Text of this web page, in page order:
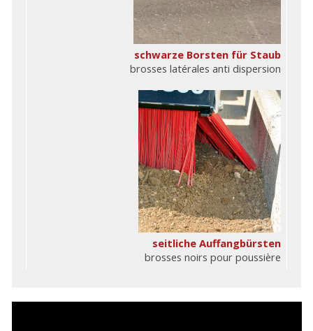
schwarze Borsten für Staub
brosses latérales anti dispersion
seitliche Auffangbürsten
brosses noirs pour poussière